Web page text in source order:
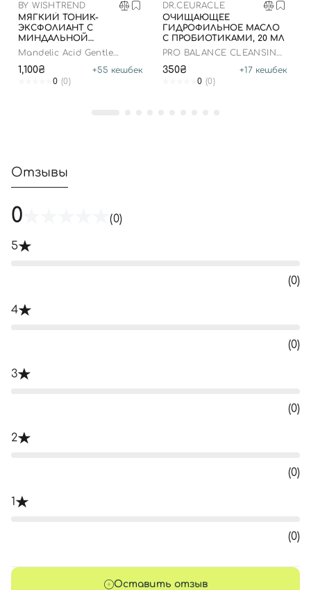
BY WISHTREND
МЯГКИЙ ТОНИК-
ЭКСФОЛИАНТ С
МИНДАЛЬНОЙ
КИСЛОТОЙ, 150 МЛ
Mandelic Acid Gentle
1,100₴ +55 кешбек
0 (0)
DR.CEURACLE
ОЧИЩАЮЩЕЕ
ГИДРОФИЛЬНОЕ МАСЛО
С ПРОБИОТИКАМИ, 20 МЛ
PRO BALANCE CLEANSING
350₴ +17 кешбек
0 (0)
Отзывы
0 (0)
5
(0)
4
(0)
3
(0)
2
(0)
1
(0)
Оставить отзыв